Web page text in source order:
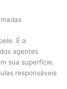
É a
agentes
sua superfície.
responsáveis